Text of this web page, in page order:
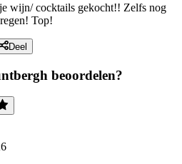
wijn/ cocktails gekocht!! Zelfs nog
Top!
Deel
beoordelen?